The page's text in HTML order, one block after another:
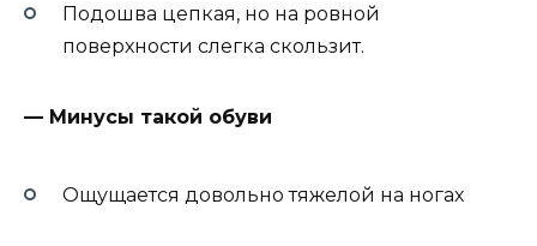
Подошва цепкая, но на ровной
поверхности слегка скользит.
— Минусы такой обуви
Ощущается довольно тяжелой на ногах